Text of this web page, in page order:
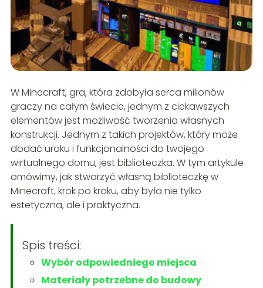
W Minecraft, gra, która zdobyła serca milionów
graczy na całym świecie, jednym z ciekawszych
elementów jest możliwość tworzenia własnych
konstrukcji. Jednym z takich projektów, który może
dodać uroku i funkcjonalności do twojego
wirtualnego domu, jest biblioteczka. W tym artykule
omówimy, jak stworzyć własną biblioteczkę w
Minecraft, krok po kroku, aby była nie tylko
estetyczna, ale i praktyczna.
Spis treści:
Wybór odpowiedniego miejsca
Materiały potrzebne do budowy